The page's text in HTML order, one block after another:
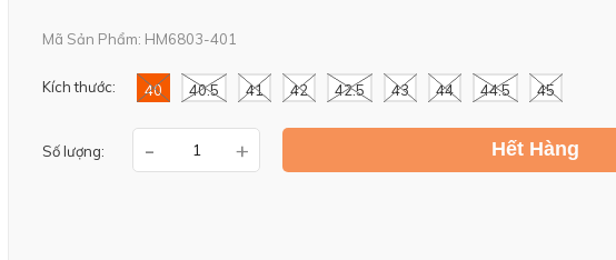
Mã Sản Phẩm: HM6803-401
Kích thước: 40 40.5 41 42 42.5 43 44 44.5 45
Số lượng: - + Hết Hàng